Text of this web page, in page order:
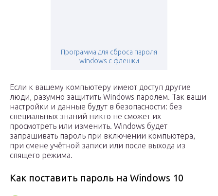
Программа для сброса пароля
windows с флешки
Если к вашему компьютеру имеют доступ другие
люди, разумно защитить Windows паролем. Так ваши
настройки и данные будут в безопасности: без
специальных знаний никто не сможет их
просмотреть или изменить. Windows будет
запрашивать пароль при включении компьютера,
при смене учётной записи или после выхода из
спящего режима.
Как поставить пароль на Windows 10